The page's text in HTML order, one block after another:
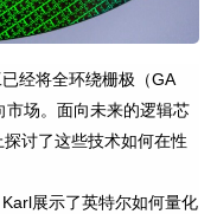
经将全环绕栅极（GA
市场。面向未来的逻辑芯
讨了这些技术如何在性
展示了英特尔如何量化